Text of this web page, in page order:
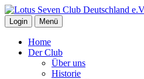
Login Menü
Home
Der Club
Über uns
Historie